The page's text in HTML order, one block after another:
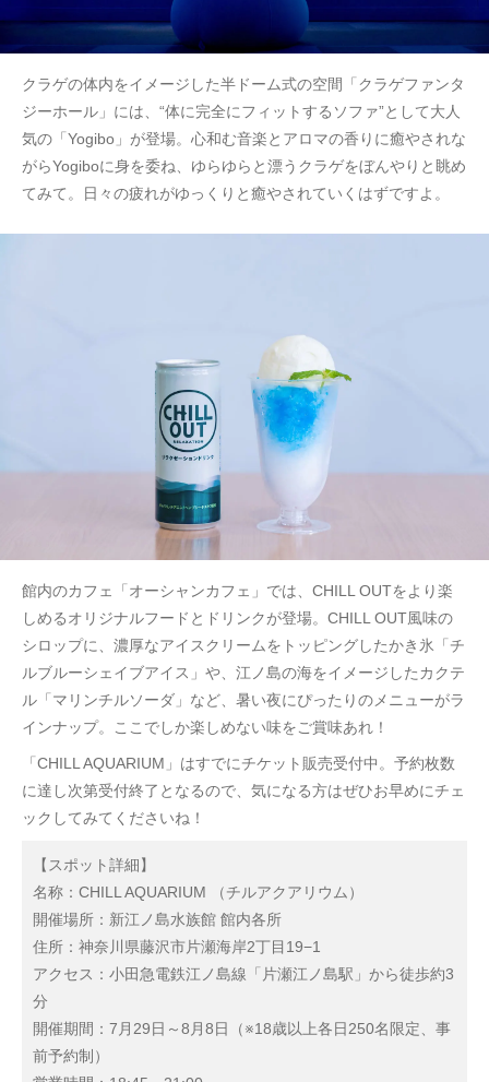
クラゲの体内をイメージした半ドーム式の空間「クラゲファンタ
ジーホール」には、“体に完全にフィットするソファ”として大人
気の「Yogibo」が登場。心和む音楽とアロマの香りに癒やされな
がらYogiboに身を委ね、ゆらゆらと漂うクラゲをぼんやりと眺め
てみて。日々の疲れがゆっくりと癒やされていくはずですよ。
館内のカフェ「オーシャンカフェ」では、CHILL OUTをより楽
しめるオリジナルフードとドリンクが登場。CHILL OUT風味の
シロップに、濃厚なアイスクリームをトッピングしたかき氷「チ
ルブルーシェイブアイス」や、江ノ島の海をイメージしたカクテ
ル「マリンチルソーダ」など、暑い夜にぴったりのメニューがラ
インナップ。ここでしか楽しめない味をご賞味あれ！
「CHILL AQUARIUM」はすでにチケット販売受付中。予約枚数
に達し次第受付終了となるので、気になる方はぜひお早めにチェ
ックしてみてくださいね！
【スポット詳細】
名称：CHILL AQUARIUM （チルアクアリウム）
開催場所：新江ノ島水族館 館内各所
住所：神奈川県藤沢市片瀬海岸2丁目19−1
アクセス：小田急電鉄江ノ島線「片瀬江ノ島駅」から徒歩約3
分
開催期間：7月29日～8月8日（※18歳以上各日250名限定、事
前予約制）